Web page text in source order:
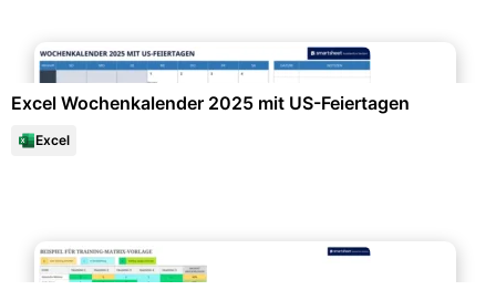
Excel Wochenkalender 2025 mit US-Feiertagen
Excel